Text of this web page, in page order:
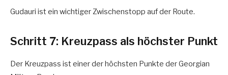
Gudauri ist ein wichtiger Zwischenstopp auf der Route.
Schritt 7: Kreuzpass als höchster Punkt
Der Kreuzpass ist einer der höchsten Punkte der Georgian